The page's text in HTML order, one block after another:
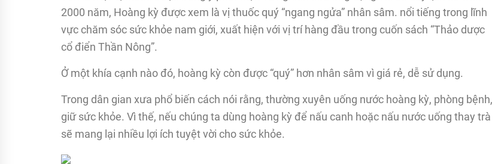
2000 năm, Hoàng kỳ được xem là vị thuốc quý “ngang ngửa” nhân sâm. nổi tiếng trong lĩnh
vực chăm sóc sức khỏe nam giới, xuất hiện với vị trí hàng đầu trong cuốn sách “Thảo dược
cổ điển Thần Nông”.
Ở một khía cạnh nào đó, hoàng kỳ còn được “quý” hơn nhân sâm vì giá rẻ, dễ sử dụng.
Trong dân gian xưa phổ biến cách nói rằng, thường xuyên uống nước hoàng kỳ, phòng bệnh,
giữ sức khỏe. Vì thế, nếu chúng ta dùng hoàng kỳ để nấu canh hoặc nấu nước uống thay trà
sẽ mang lại nhiều lợi ích tuyệt vời cho sức khỏe.